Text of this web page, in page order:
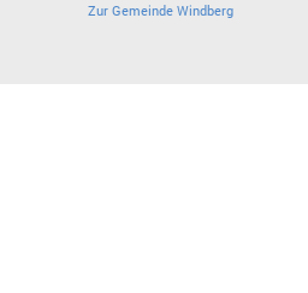
Zur Gemeinde Windberg